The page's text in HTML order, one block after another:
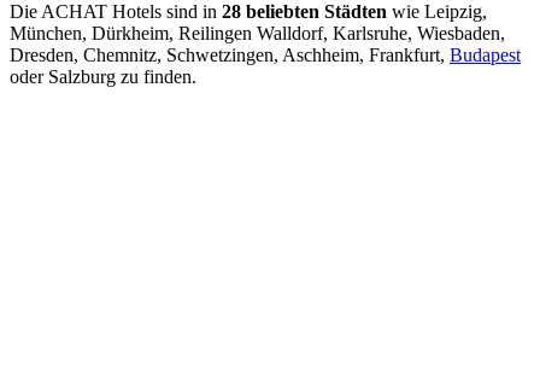
Die ACHAT Hotels sind in 28 beliebten Städten wie Leipzig,
München, Dürkheim, Reilingen Walldorf, Karlsruhe, Wiesbaden,
Dresden, Chemnitz, Schwetzingen, Aschheim, Frankfurt, Budapest
oder Salzburg zu finden.